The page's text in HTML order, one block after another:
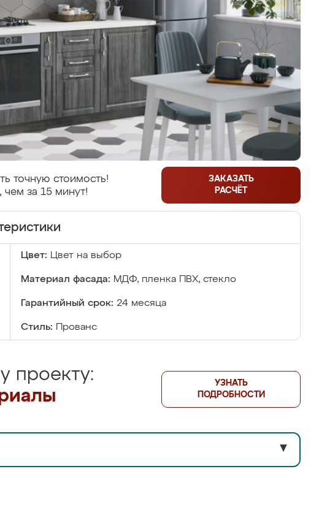
точную стоимость!
за 15 минут!
ЗАКАЗАТЬ
РАСЧЁТ
Цвет: Цвет на выбор
Материал фасада: МДФ, пленка ПВХ, стекло
Гарантийный срок: 24 месяца
Стиль: Прованс
проекту:
УЗНАТЬ
ПОДРОБНОСТИ
▼